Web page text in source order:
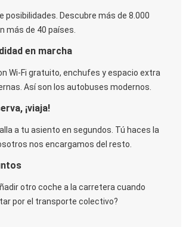
posibilidades. Descubre más de 8.000
más de 40 países.
en marcha
Wi-Fi gratuito, enchufes y espacio extra
Así son los autobuses modernos.
¡viaja!
a tu asiento en segundos. Tú haces la
nos encargamos del resto.
otro coche a la carretera cuando
por el transporte colectivo?